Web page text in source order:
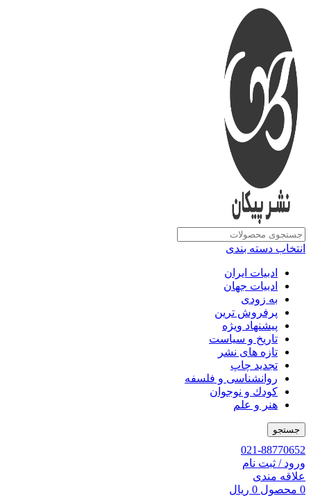
انتخاب دسته بندی
ادبیات ایران
ادبیات جهان
به زودی
پرفروش ترین
پیشنهاد ویژه
تاریخ و سیاست
تازه های نشر
تجدید چاپ
روانشناسی و فلسفه
کودك و نوجوان
هنر و علم
جستجو
021-88770652
ورود / ثبت نام
علاقه مندی
0 محصول 0 ریال